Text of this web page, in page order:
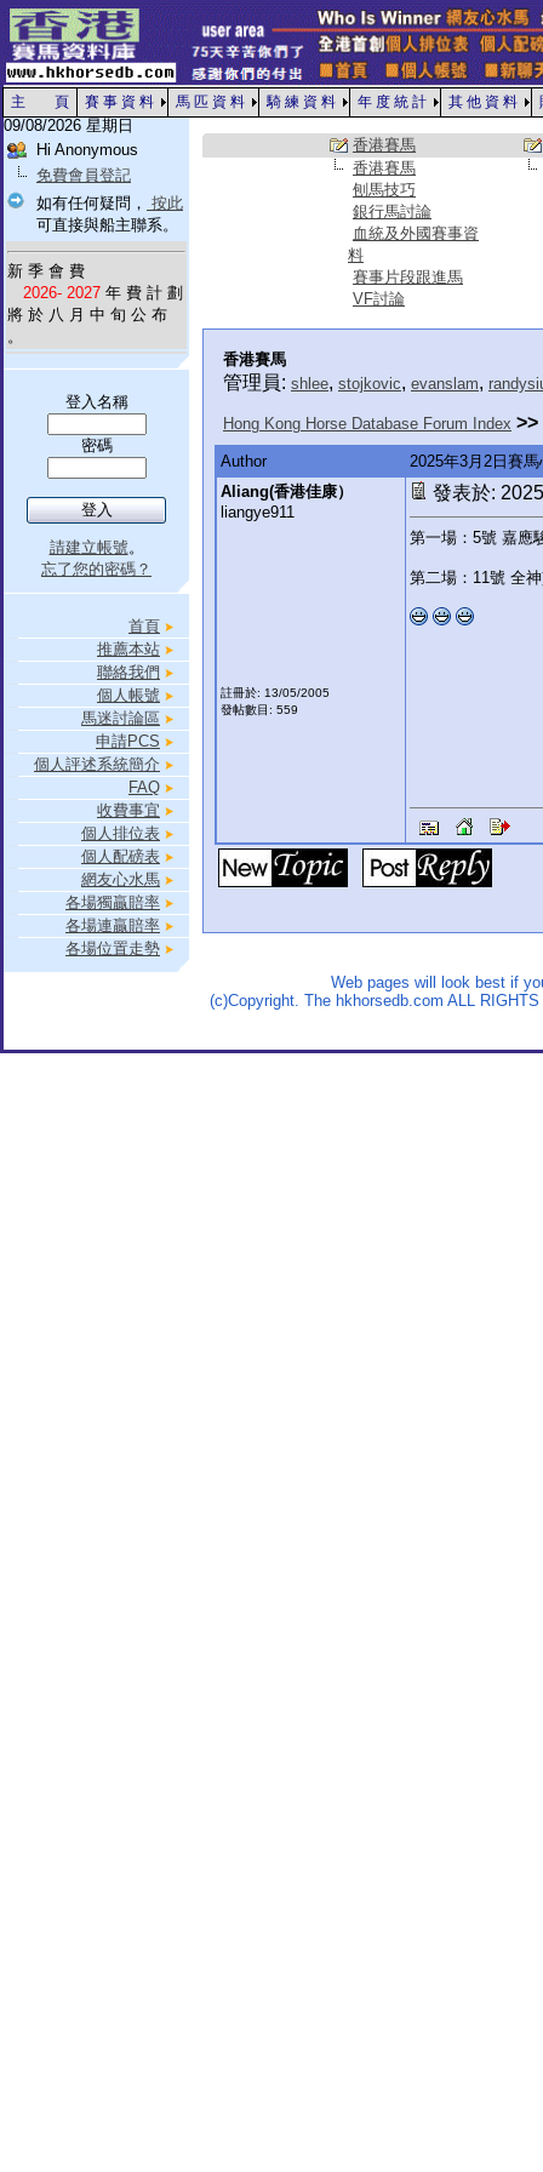
主 頁 賽 事 資 料 馬 匹 資 料 騎 練 資 料 年 度 統 計 其 他 資 料
09/08/2026 星期日
Hi Anonymous
免費會員登記
如有任何疑問， 按此
可直接與船主聯系。
新 季 會 費
2026- 2027 年 費 計 劃
將 於 八 月 中 旬 公 布
。
登入名稱
密碼
請建立帳號。
忘了您的密碼？
首頁
推薦本站
聯絡我們
個人帳號
馬迷討論區
申請PCS
個人評述系統簡介
FAQ
收費事宜
個人排位表
個人配磅表
網友心水馬
各場獨贏賠率
各場連贏賠率
各場位置走勢
香港賽馬
香港賽馬
刨馬技巧
銀行馬討論
血統及外國賽事資
料
賽事片段跟進馬
VF討論
香港賽馬
管理員: shlee, stojkovic, evanslam,
Hong Kong Horse Database Forum Index >>
Author
2025年3月2日賽
Aliang(香港佳康）
liangye911
註冊於: 13/05/2005
發帖數目: 559
發表於:
第一場：5號 嘉應
第二場：11號 全
Web pages will look best if
(c)Copyright. The hkhorsedb.com ALL